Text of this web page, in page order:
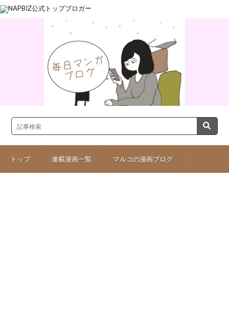
トップ 連載漫画一覧 マルコの漫画ブログ